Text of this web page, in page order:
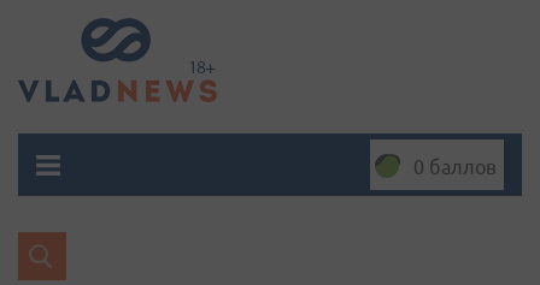
0 баллов